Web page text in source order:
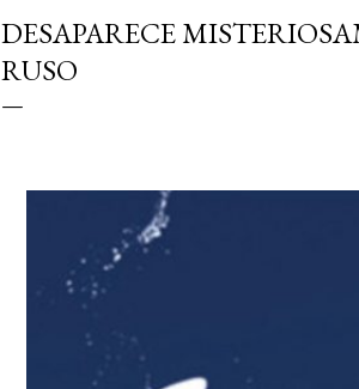
DESAPARECE
RUSO